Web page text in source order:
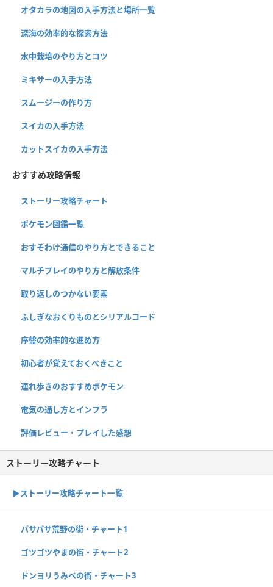
オタカラの地図の入手方法と場所一覧
深海の効率的な探索方法
水中栽培のやり方とコツ
ミキサーの入手方法
スムージーの作り方
スイカの入手方法
カットスイカの入手方法
おすすめ攻略情報
ストーリー攻略チャート
ポケモン図鑑一覧
おすそわけ通信のやり方とできること
マルチプレイのやり方と解放条件
取り返しのつかない要素
ふしぎなおくりものとシリアルコード
序盤の効率的な進め方
初心者が覚えておくべきこと
連れ歩きのおすすめポケモン
電気の通し方とインフラ
評価レビュー・プレイした感想
ストーリー攻略チャート
▶ストーリー攻略チャート一覧
パサパサ荒野の街・チャート1
ゴツゴツやまの街・チャート2
ドンヨリうみべの街・チャート3